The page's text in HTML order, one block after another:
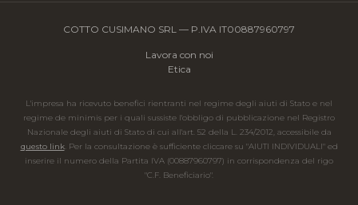
COTTO CUSIMANO SRL — P.IVA IT00887960797
Lavora con noi
Etica
L'impresa ha ricevuto benefici rientranti nel regime degli aiuti di Stato e nel
regime de minimis per i quali sussiste l'obbligo di pubblicazione nel Registro
Nazionale degli aiuti di Stato di cui all'art. 52 della L. 234/2012, accessibile da
questo link. Per la consultazione è sufficiente cliccare su "AIUTI INDIVIDUALI" ed
inserire il numero della Partita IVA (00887960797) in corrispondenza del rigo
"C.F. Beneficiario".